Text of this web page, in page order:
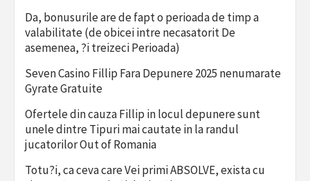
Da, bonusurile are de fapt o perioada de timp a
valabilitate (de obicei intre necasatorit De
asemenea, ?i treizeci Perioada)
Seven Casino Fillip Fara Depunere 2025 nenumarate
Gyrate Gratuite
Ofertele din cauza Fillip in locul depunere sunt
unele dintre Tipuri mai cautate in la randul
jucatorilor Out of Romania
Totu?i, ca ceva care Vei primi ABSOLVE, exista cu